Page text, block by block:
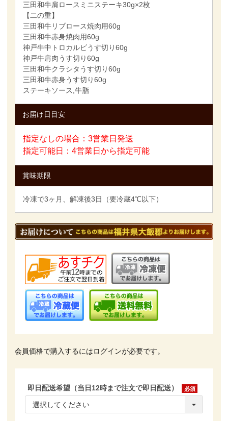
三田和牛肩ロースミニステーキ30g×2枚
【二の重】
三田和牛リブロース焼肉用60g
三田和牛赤身焼肉用60g
神戸牛中トロカルビうす切り60g
神戸牛肩肉うす切り60g
三田和牛クラシタうす切り60g
三田和牛赤身うす切り60g
ステーキソース,牛脂
お届け日目安
指定なしの場合：3営業日発送
指定可能日：4営業日から指定可能
賞味期限
冷凍で3ヶ月、解凍後3日（要冷蔵4℃以下）
会員価格で購入するにはログインが必要です。
即日配送希望（当日12時まで注文で即日配送）
(必